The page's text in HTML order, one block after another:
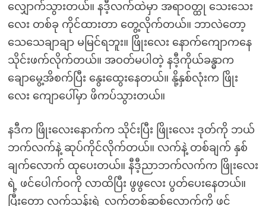
လျှောက်သွားတယ်။ နဒီ့လက်ထဲမှာ အရာဝတ္ထု သေးသေး
လေး တစ်ခု ကိုင်ထားတာ တွေ့လိုက်တယ်။ ဘာလဲတော့
သေသေချာချာ မမြင်ရဘူး။ ဖြိုးလေး နောက်ကျောကနေ
သိုင်းဖက်လိုက်တယ်။ အဝတ်မပါတဲ့ နဒီ့ကိုယ်ခန္ဓာက
ချောမွေ့အိစက်ပြီး နွေးထွေးနေတယ်။ နို့နှစ်လုံးက ဖြိုး
လေး ကျောပေါ်မှာ ဖိကပ်သွားတယ်။
နဒီက ဖြိုးလေးနောက်က သိုင်းပြီး ဖြိုးလေး ဒုတ်ကို ဘယ်
ဘက်လက်နဲ့ ဆုပ်ကိုင်လိုက်တယ်။ လက်နဲ့ တစ်ချက် နှစ်
ချက်လောက် ထုပေးတယ်။ နီဒီ့ညာဘက်လက်က ဖြိုးလေး
ရဲ့ ဖင်ပေါက်ဝကို လာထိပြီး ဖွဖွလေး ပွတ်ပေးနေတယ်။
ပြီးတော့ လက်သန်းရဲ့ လက်တစ်ဆစ်လောက်ကို ဖင်